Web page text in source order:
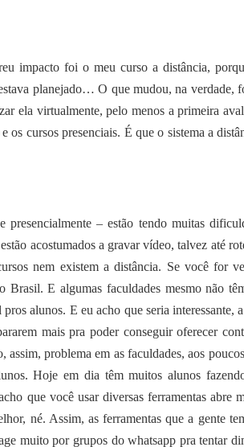
impacto foi o meu curso a distância,
planejado… O que mudou, na verdade,
ela virtualmente, pelo menos a primeira
os cursos presenciais. É que o sistema a
– estão tendo muitas
acostumados a gravar vídeo, talvez até
nem existem a distância. Se você for
E algumas faculdades mesmo não
alunos. E eu acho que seria interessante,
mais pra poder conseguir oferecer
problema em as faculdades, aos
Hoje em dia têm muitos alunos
que você usar diversas ferramentas abre
né. Assim, as ferramentas que a gente
muito por grupos do whatsapp pra tentar